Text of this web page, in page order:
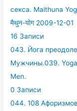
секса. Maithuna
मैथुन-योग 2009-12-01
16 Записи
043. Йога
Мужчины.039.
Men.
0 Записи
044. 108